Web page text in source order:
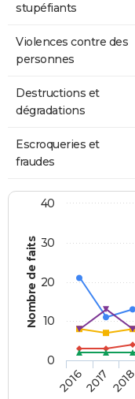
stupéfiants
Violences contre des
personnes
Destructions et
dégradations
Escroqueries et
fraudes
Nombre de faits
20162017 2018
0
10
20
30
40